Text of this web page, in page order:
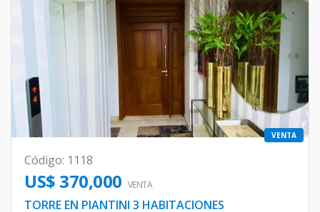
VENTA
Código: 1118
US$ 370,000 VENTA
TORRE EN PIANTINI 3 HABITACIONES